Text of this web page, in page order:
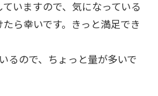
いますので、気になっている
ら幸いです。きっと満足でき
るので、ちょっと量が多いで